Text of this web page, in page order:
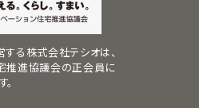
する株式会社テシオは、
推進協議会の正会員に